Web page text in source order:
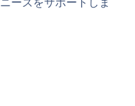
ーズをサポートしま